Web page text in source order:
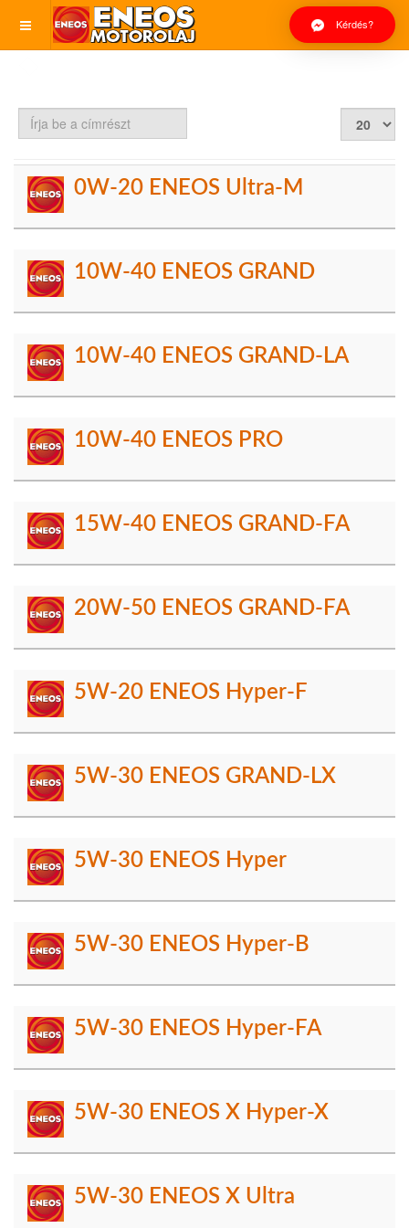
Kérdés?
Írja
a
0W-20 ENEOS Ultra-M
10W-40 ENEOS GRAND
10W-40 ENEOS GRAND-LA
10W-40 ENEOS PRO
15W-40 ENEOS GRAND-FA
20W-50 ENEOS GRAND-FA
5W-20 ENEOS Hyper-F
5W-30 ENEOS GRAND-LX
5W-30 ENEOS Hyper
5W-30 ENEOS Hyper-B
5W-30 ENEOS Hyper-FA
5W-30 ENEOS X Hyper-X
5W-30 ENEOS X Ultra